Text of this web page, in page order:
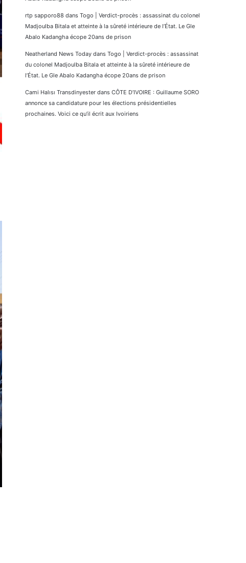
rtp sapporo88 dans Togo | Verdict-procès : assassinat du colonel
Madjoulba Bitala et atteinte à la sûreté intérieure de l’État. Le Gle
Abalo Kadangha écope 20ans de prison
Neatherland News Today dans Togo | Verdict-procès : assassinat
du colonel Madjoulba Bitala et atteinte à la sûreté intérieure de
l’État. Le Gle Abalo Kadangha écope 20ans de prison
Cami Halısı Transdinyester dans CÔTE D’IVOIRE : Guillaume SORO
annonce sa candidature pour les élections présidentielles
prochaines. Voici ce qu’il écrit aux Ivoiriens